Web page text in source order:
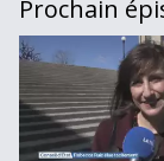
Prochain
Actu Vaud